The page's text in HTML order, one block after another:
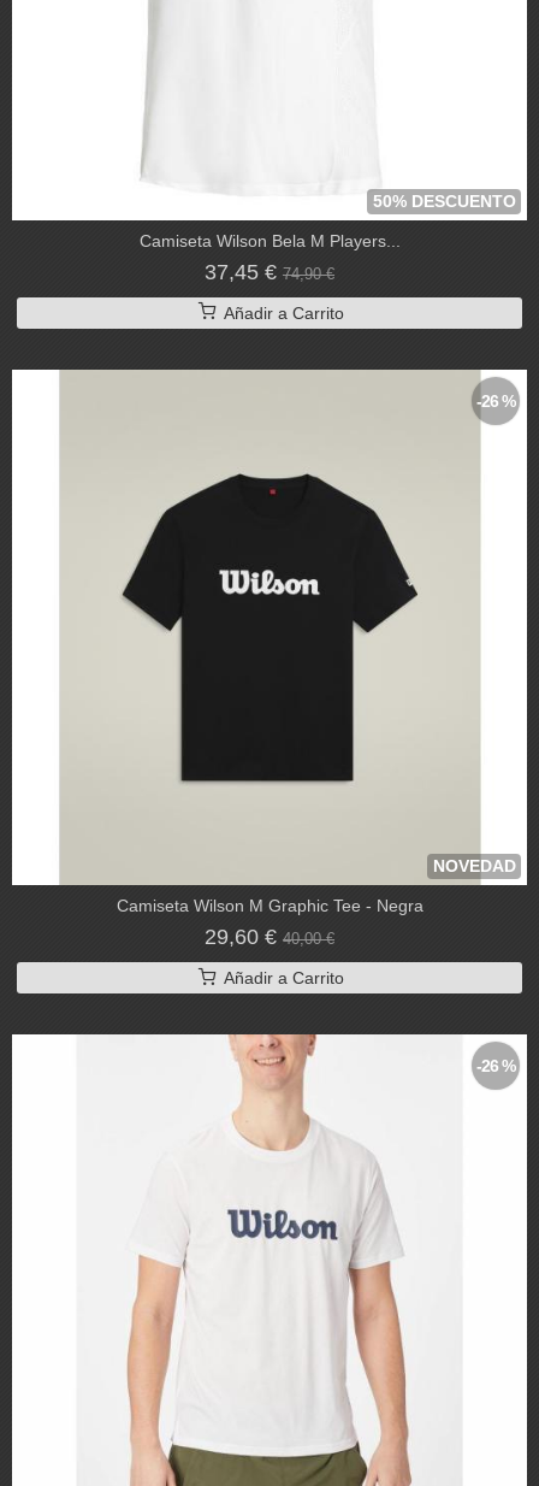
50% DESCUENTO
Camiseta Wilson Bela M Players...
37,45 € 74,90 €
Añadir a Carrito
NOVEDAD
-26 %
Camiseta Wilson M Graphic Tee - Negra
29,60 € 40,00 €
Añadir a Carrito
-26 %